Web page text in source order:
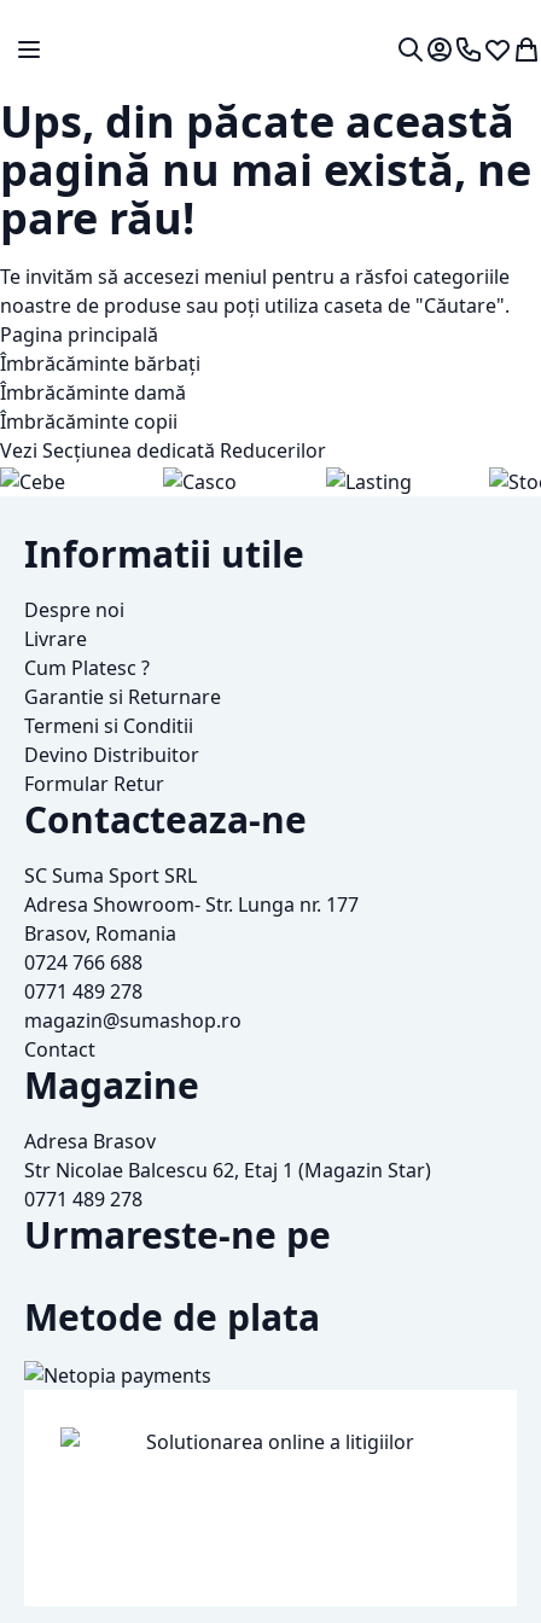
Comutare în navigare
Contul meu.
0724 766
Lista
Ups, din păcate această
pagină nu mai există, ne
pare rău!
Te invităm să accesezi meniul pentru a răsfoi categoriile
noastre de produse sau poți utiliza caseta de "Căutare".
Pagina principală
Îmbrăcăminte bărbați
Îmbrăcăminte damă
Îmbrăcăminte copii
Vezi Secțiunea dedicată Reducerilor
Informatii utile
Despre noi
Livrare
Cum Platesc ?
Garantie si Returnare
Termeni si Conditii
Devino Distribuitor
Formular Retur
Contacteaza-ne
SC Suma Sport SRL
Adresa Showroom- Str. Lunga nr. 177
Brasov, Romania
0724 766 688
0771 489 278
magazin@sumashop.ro
Contact
Magazine
Adresa Brasov
Str Nicolae Balcescu 62, Etaj 1 (Magazin Star)
0771 489 278
Urmareste-ne pe
Metode de plata